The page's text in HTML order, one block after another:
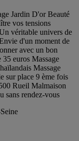
Jardin D'or Beauté
vos tensions
véritable univers de
d'un moment de
avec un bon
35 euros Massage
Massage
sur place 9 ème fois
Rueil Malmaison
sans rendez-vous